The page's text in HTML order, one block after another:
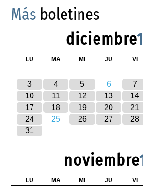
Más boletines
diciembre
LU MA MI JU VI
3
4 5 6 7
10
11 12 13 14
17
18 19 20 21
24
25 26 27 28
31
noviembre
LU MA MI JU VI